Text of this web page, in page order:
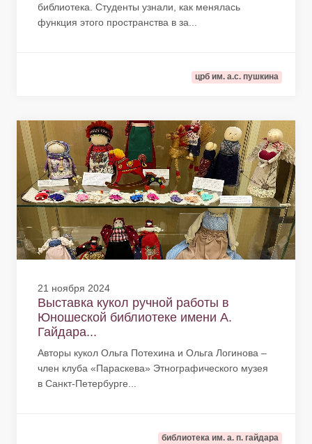
библиотека. Студенты узнали, как менялась
функция этого пространства в за...
црб им. а.с. пушкина
21 ноября 2024
Выставка кукол ручной работы в
Юношеской библиотеке имени А.
Гайдара...
Авторы кукол Ольга Потехина и Ольга Логинова –
член клуба «Параскева» Этнографического музея
в Санкт-Петербурге...
библиотека им. а. п. гайдара